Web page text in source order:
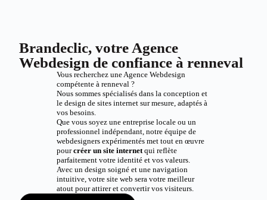
Brandeclic, votre Agence
Webdesign de confiance à renneval
Vous recherchez une Agence Webdesign
compétente à renneval ?
Nous sommes spécialisés dans la conception et
le design de sites internet sur mesure, adaptés à
vos besoins.
Que vous soyez une entreprise locale ou un
professionnel indépendant, notre équipe de
webdesigners expérimentés met tout en œuvre
pourcréer un site internetqui reflète
parfaitement votre identité et vos valeurs.
Avec un design soigné et une navigation
intuitive, votre site web sera votre meilleur
atout pour attirer et convertir vos visiteurs.